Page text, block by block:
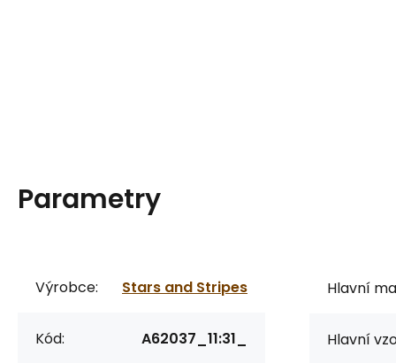
Parametry
Výrobce: Stars and Stripes
Kód: A62037_11:31_
Hlavní
Hlavní